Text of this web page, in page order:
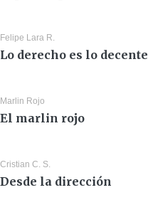
Felipe Lara R.
Lo derecho es lo decente
Marlin Rojo
El marlin rojo
Cristian C. S.
Desde la dirección